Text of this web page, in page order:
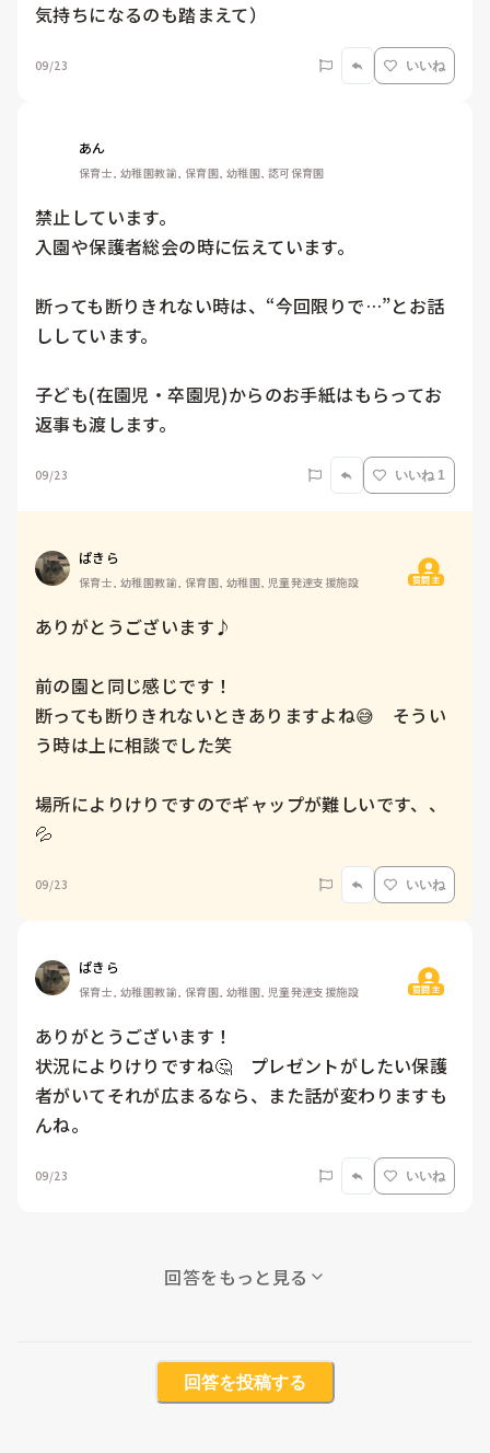
気持ちになるのも踏まえて）
09/23 いいね
あん
保育士, 幼稚園教諭, 保育園, 幼稚園, 認可保育園
禁止しています。
入園や保護者総会の時に伝えています。
断っても断りきれない時は、“今回限りで…”とお話
ししています。
子ども(在園児・卒園児)からのお手紙はもらってお
返事も渡します。
09/23 いいね 1
ぱきら
保育士, 幼稚園教諭, 保育園, 幼稚園, 児童発達支援施設 質問主
ありがとうございます♪
前の園と同じ感じです！
断っても断りきれないときありますよね😅　そうい
う時は上に相談でした笑
場所によりけりですのでギャップが難しいです、、
💦
09/23 いいね
ぱきら
保育士, 幼稚園教諭, 保育園, 幼稚園, 児童発達支援施設 質問主
ありがとうございます！
状況によりけりですね🤔　プレゼントがしたい保護
者がいてそれが広まるなら、また話が変わりますも
んね。
09/23 いいね
回答をもっと見る
回答を投稿する